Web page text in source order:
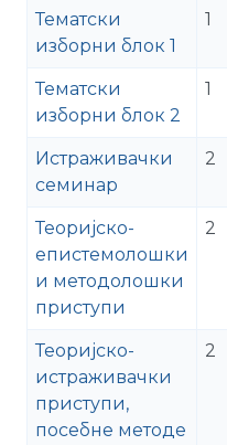
Тематски
изборни блок 1
1
Тематски
изборни блок 2
1
Истраживачки
семинар
2
Теоријско-
епистемолошки
и методолошки
приступи
2
Теоријско-
истраживачки
приступи,
посебне методе
2